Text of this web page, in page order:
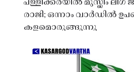
പള്ളിക്കരയിൽ മുസ്ലിം ലീഗ്
രാജി; ഒന്നാം വാർഡിൽ
കളമൊരുങ്ങുന്നു